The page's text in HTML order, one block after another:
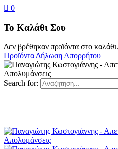
0
Το Καλάθι Σου
Δεν βρέθηκαν προϊόντα στο καλάθι.
ΠροϊόνταΔήλωση Απορρήτου
Search for: